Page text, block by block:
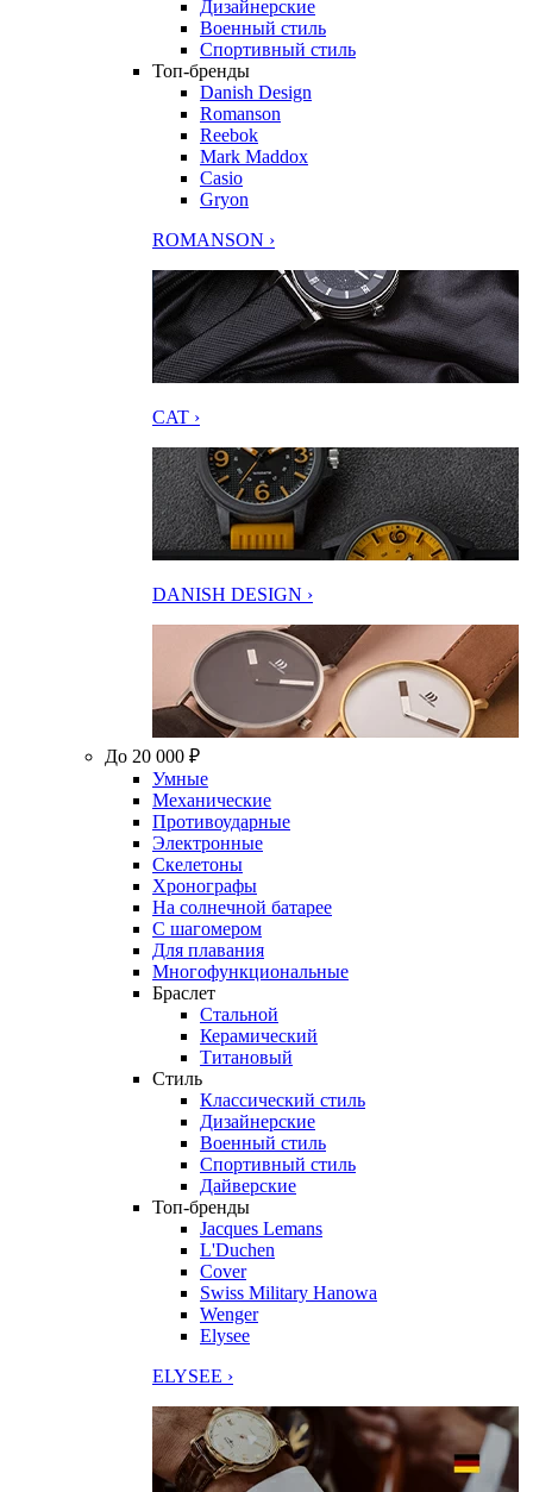
Дизайнерские
Военный стиль
Спортивный стиль
Топ-бренды
Danish Design
Romanson
Reebok
Mark Maddox
Casio
Gryon
ROMANSON ›
CAT ›
DANISH DESIGN ›
До 20 000 ₽
Умные
Механические
Противоударные
Электронные
Скелетоны
Хронографы
На солнечной батарее
С шагомером
Для плавания
Многофункциональные
Браслет
Стальной
Керамический
Титановый
Стиль
Классический стиль
Дизайнерские
Военный стиль
Спортивный стиль
Дайверские
Топ-бренды
Jacques Lemans
L'Duchen
Cover
Swiss Military Hanowa
Wenger
Elysee
ELYSEE ›